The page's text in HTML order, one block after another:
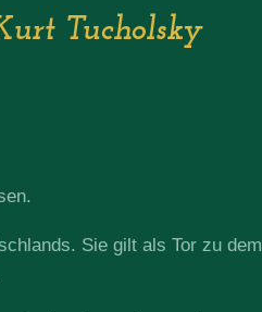
Tucholsky
Sie gilt als Tor zu dem